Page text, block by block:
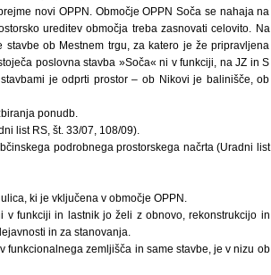
novi OPPN. Območje OPPN Soča se nahaja na
ureditev območja treba zasnovati celovito. Na
ob Mestnem trgu, za katero je že pripravljena
poslovna stavba »Soča« ni v funkciji, na JZ in S
je odprti prostor – ob Nikovi je balinišče, ob
ponudb.
list RS, št. 33/07, 108/09).
podrobnega prostorskega načrta (Uradni list
ki je vključena v območje OPPN.
v funkciji in lastnik jo želi z obnovo, rekonstrukcijo in
in za stanovanja.
funkcionalnega zemljišča in same stavbe, je v nizu ob